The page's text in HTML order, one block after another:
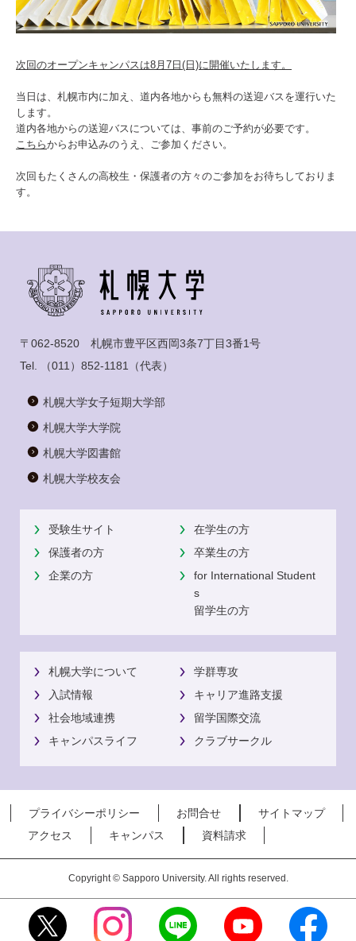
次回のオープンキャンパスは8月7日(日)に開催いたします。
当日は、札幌市内に加え、道内各地からも無料の送迎バスを運行いた
します。
道内各地からの送迎バスについては、事前のご予約が必要です。
こちらからお申込みのうえ、ご参加ください。
次回もたくさんの高校生・保護者の方々のご参加をお待ちしておりま
す。
〒062-8520 札幌市豊平区西岡3条7丁目3番1号
Tel.
（011）852-1181 （代表）
札幌大学女子短期大学部
札幌大学大学院
札幌大学図書館
札幌大学校友会
受験生サイト
在学生の方
保護者の方
卒業生の方
企業の方
for International Student
s
留学生の方
札幌大学について
学群専攻
入試情報
キャリア進路支援
社会地域連携
留学国際交流
キャンパスライフ
クラブサークル
プライバシーポリシー お問合せ
サイトマップ
アクセス
キャンパス 資料請求
Copyright © Sapporo University. All rights reserved.